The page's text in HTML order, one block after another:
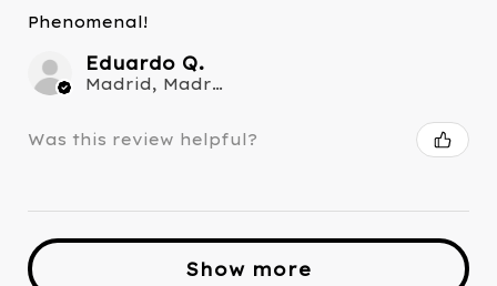
Phenomenal!
Eduardo Q.
Madrid, Madrid Province
Was this review helpful?
Show more